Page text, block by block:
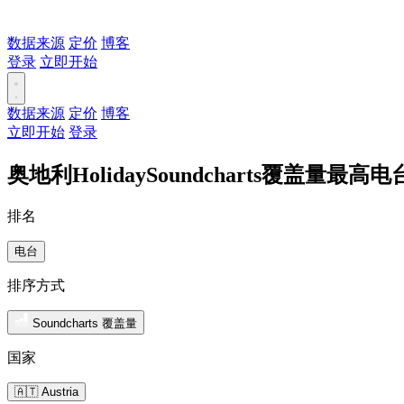
数据来源 定价 博客
登录 立即开始
数据来源 定价 博客
立即开始 登录
奥地利HolidaySoundcharts覆盖量最高电
排名
电台
排序方式
Soundcharts 覆盖量
国家
🇦🇹 Austria